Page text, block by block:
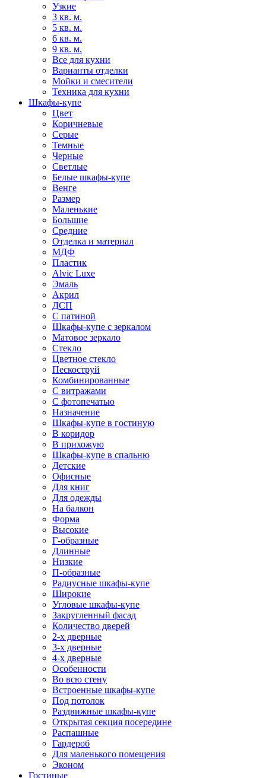
Узкие
3 кв. м.
5 кв. м.
6 кв. м.
9 кв. м.
Все для кухни
Варианты отделки
Мойки и смесители
Техника для кухни
Шкафы-купе
Цвет
Коричневые
Серые
Темные
Черные
Светлые
Белые шкафы-купе
Венге
Размер
Маленькие
Большие
Средние
Отделка и материал
МДФ
Пластик
Alvic Luxe
Эмаль
Акрил
ДСП
С патиной
Шкафы-купе с зеркалом
Матовое зеркало
Стекло
Цветное стекло
Пескоструй
Комбинированные
С витражами
С фотопечатью
Назначение
Шкафы-купе в гостиную
В коридор
В прихожую
Шкафы-купе в спальню
Детские
Офисные
Для книг
Для одежды
На балкон
Форма
Высокие
Г-образные
Длинные
Низкие
П-образные
Радиусные шкафы-купе
Широкие
Угловые шкафы-купе
Закругленный фасад
Количество дверей
2-х дверные
3-х дверные
4-х дверные
Особенности
Во всю стену
Встроенные шкафы-купе
Под потолок
Раздвижные шкафы-купе
Открытая секция посередине
Распашные
Гардероб
Для маленького помещения
Эконом
Гостиные